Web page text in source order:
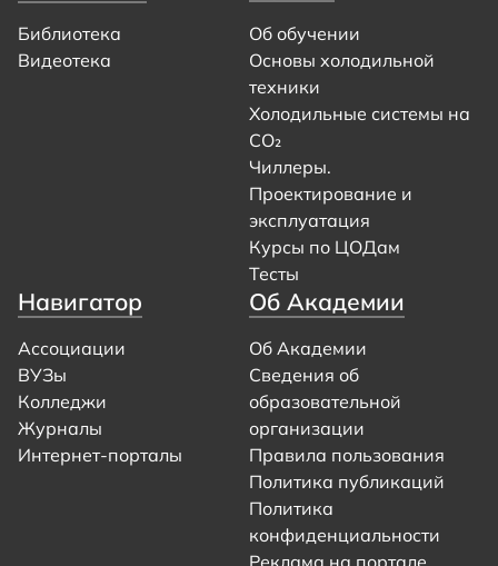
Библиотека
Видеотека
Об обучении
Основы холодильной
техники
Холодильные системы на
CO₂
Чиллеры.
Проектирование и
эксплуатация
Курсы по ЦОДам
Тесты
Навигатор
Ассоциации
ВУЗы
Колледжи
Журналы
Интернет-порталы
Об Академии
Об Академии
Сведения об
образовательной
организации
Правила пользования
Политика публикаций
Политика
конфиденциальности